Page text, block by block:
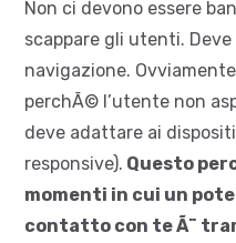
Non ci devono essere
scappare gli utenti.
navigazione.
perchÃ© l’utente non
deve adattare ai
responsive). Questo
momenti in cui un
contatto con te Ã¨